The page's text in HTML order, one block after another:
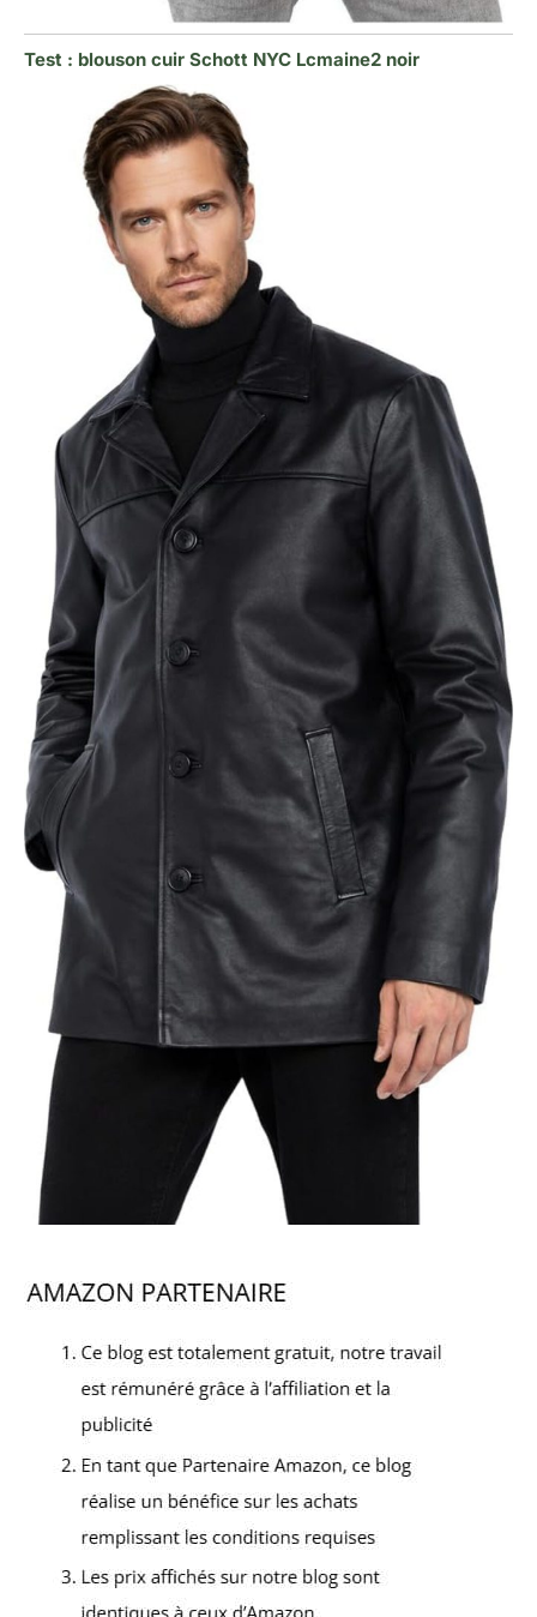
Test : blouson cuir Schott NYC Lcmaine2 noir